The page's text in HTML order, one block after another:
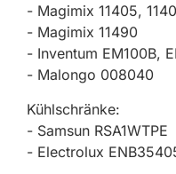
- Magimix 11405,
- Magimix 11490
- Inventum EM100B,
- Malongo 008040
Kühlschränke:
- Samsun RSA1WTPE
- Electrolux